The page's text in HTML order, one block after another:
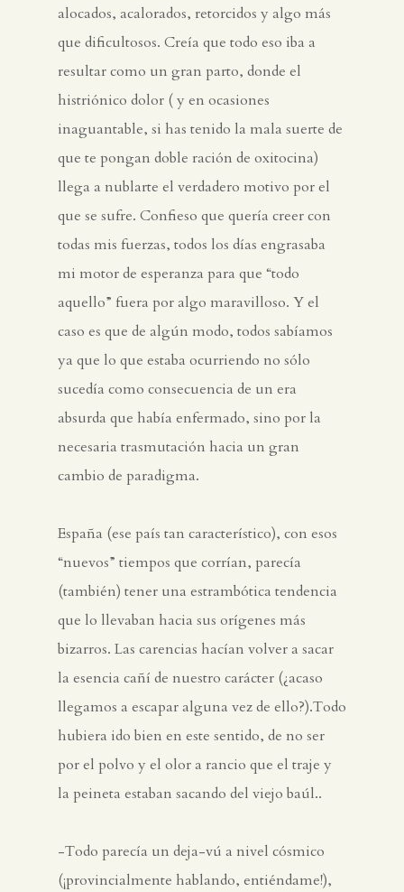
alocados, acalorados, retorcidos y algo más
que dificultosos. Creía que todo eso iba a
resultar como un gran parto, donde el
histriónico dolor ( y en ocasiones
inaguantable, si has tenido la mala suerte de
que te pongan doble ración de oxitocina)
llega a nublarte el verdadero motivo por el
que se sufre. Confieso que quería creer con
todas mis fuerzas, todos los días engrasaba
mi motor de esperanza para que “todo
aquello” fuera por algo maravilloso. Y el
caso es que de algún modo, todos sabíamos
ya que lo que estaba ocurriendo no sólo
sucedía como consecuencia de un era
absurda que había enfermado, sino por la
necesaria trasmutación hacia un gran
cambio de paradigma.
España (ese país tan característico), con esos
“nuevos” tiempos que corrían, parecía
(también) tener una estrambótica tendencia
que lo llevaban hacia sus orígenes más
bizarros. Las carencias hacían volver a sacar
la esencia cañí de nuestro carácter (¿acaso
llegamos a escapar alguna vez de ello?).Todo
hubiera ido bien en este sentido, de no ser
por el polvo y el olor a rancio que el traje y
la peineta estaban sacando del viejo baúl..
-Todo parecía un deja-vú a nivel cósmico
(¡provincialmente hablando, entiéndame!),